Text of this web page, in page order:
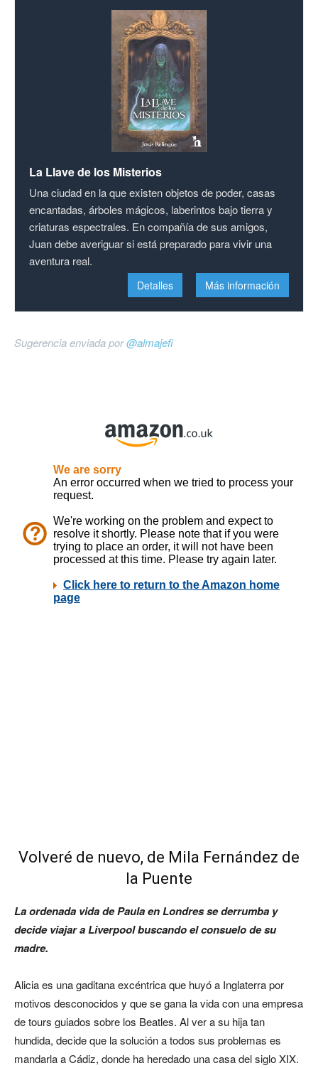
La Llave de los Misterios
Una ciudad en la que existen objetos de poder, casas
encantadas, árboles mágicos, laberintos bajo tierra y
criaturas espectrales. En compañía de sus amigos,
Juan debe averiguar si está preparado para vivir una
aventura real.
Detalles Más información
Sugerencia enviada por@almajefi
Volveré de nuevo, de Mila Fernández de
la Puente
La ordenada vida de Paula en Londres se derrumba y
decide viajar a Liverpool buscando el consuelo de su
madre.
Alicia es una gaditana excéntrica que huyó a Inglaterra por
motivos desconocidos y que se gana la vida con una empresa
de tours guiados sobre los Beatles. Al ver a su hija tan
hundida, decide que la solución a todos sus problemas es
mandarla a Cádiz, donde ha heredado una casa del siglo XIX.